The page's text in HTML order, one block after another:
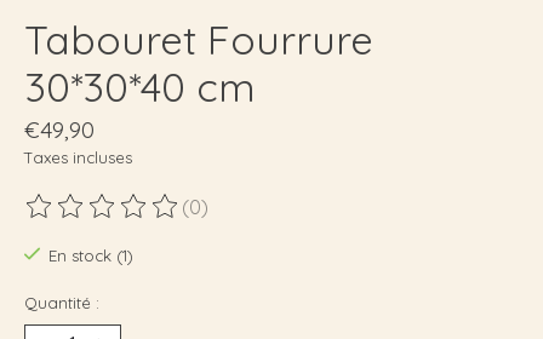
Tabouret Fourrure
30*30*40 cm
€49,90
Taxes incluses
Ce produit est évalué à
(0)
En stock (1)
Quantité :